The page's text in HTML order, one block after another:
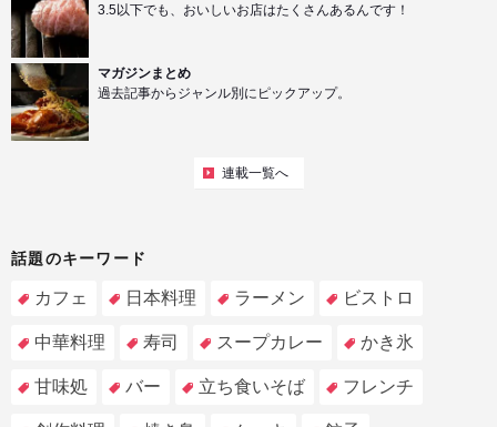
3.5以下でも、おいしいお店はたくさんあるんです！
マガジンまとめ
過去記事からジャンル別にピックアップ。
連載一覧へ
話題のキーワード
カフェ 日本料理 ラーメン ビストロ
中華料理 寿司 スープカレー かき氷
甘味処 バー 立ち食いそば フレンチ